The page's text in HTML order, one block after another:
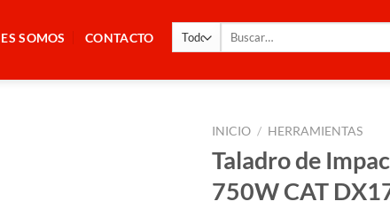
SOMOS CONTACTO
Buscar
INICIO / HERRAMIENTAS
Taladro de
750W CAT